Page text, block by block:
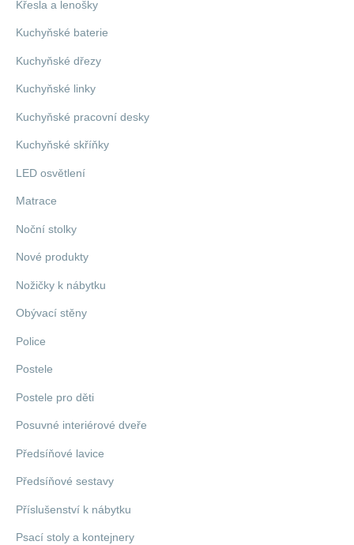
Křesla a lenošky
Kuchyňské baterie
Kuchyňské dřezy
Kuchyňské linky
Kuchyňské pracovní desky
Kuchyňské skříňky
LED osvětlení
Matrace
Noční stolky
Nové produkty
Nožičky k nábytku
Obývací stěny
Police
Postele
Postele pro děti
Posuvné interiérové dveře
Předsíňové lavice
Předsíňové sestavy
Příslušenství k nábytku
Psací stoly a kontejnery